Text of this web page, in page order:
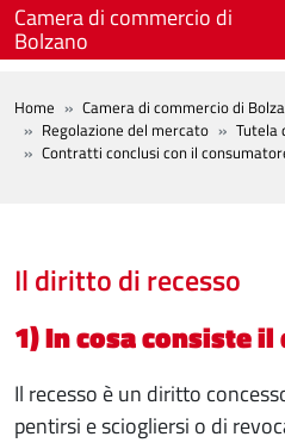
Salta al contenuto principale
Camera di commercio di
Bolzano
BREADCRUMB
Home
Camera di commercio di
Regolazione del mercato
Tutela
Contratti conclusi con il
Il diritto di recesso
1) In cosa consiste
Il recesso è un diritto
pentirsi e sciogliersi o di